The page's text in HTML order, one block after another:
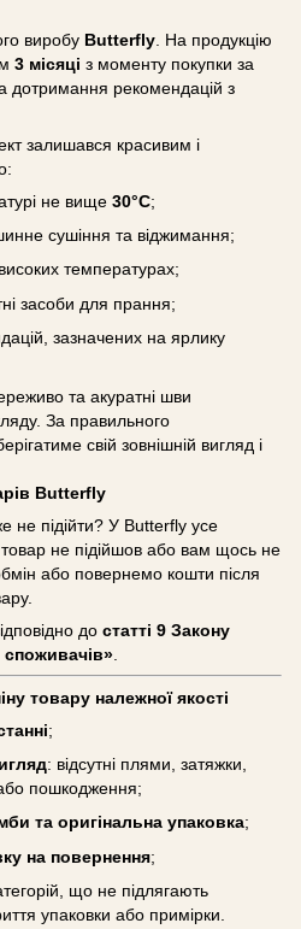
виробу Butterfly . На продукцію
3 місяці з моменту покупки за
дотримання рекомендацій з
залишався красивим і
не вище 30°C;
сушіння та віджимання;
температурах;
засоби для прання;
зазначених на ярлику
та акуратні шви
За правильного
свій зовнішній вигляд і
Butterfly
не підійти? У Butterfly усе
не підійшов або вам щось не
або повернемо кошти після
до статті 9 Закону
споживачів»
товару належної якості
;
: відсутні плями, затяжки,
пошкодження;
та оригінальна упаковка;
на повернення;
що не підлягають
упаковки або примірки.